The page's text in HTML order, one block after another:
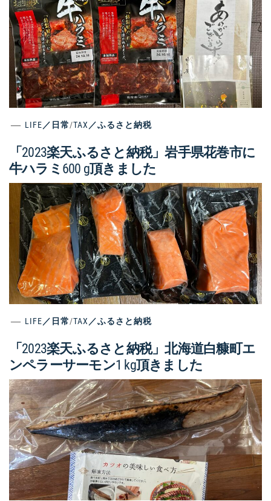
LIFE／日常/TAX／ふるさと納税
「2023楽天ふるさと納税」岩手県花巻市に
牛ハラミ600 g頂きました
LIFE／日常/TAX／ふるさと納税
「2023楽天ふるさと納税」北海道白糠町エ
ンペラーサーモン1 kg頂きました